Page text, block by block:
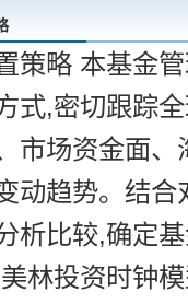
策略 本基金
式,密切跟踪
市场资金面
动趋势。结
析比较,确定
林投资时钟